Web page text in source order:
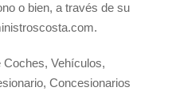
o bien, a través de su
Vehículos,
Concesionarios